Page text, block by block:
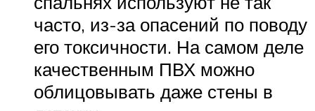
часто, из-за опасений по поводу
его токсичности. На самом деле
качественным ПВХ можно
облицовывать даже стены в